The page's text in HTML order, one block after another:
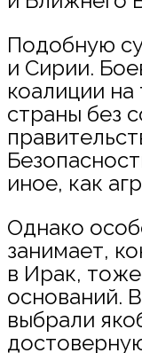
Подобную
и Сирии.
коалиции
страны без
иное, как
Однако
занимает,
в Ирак,
оснований.
выбрали